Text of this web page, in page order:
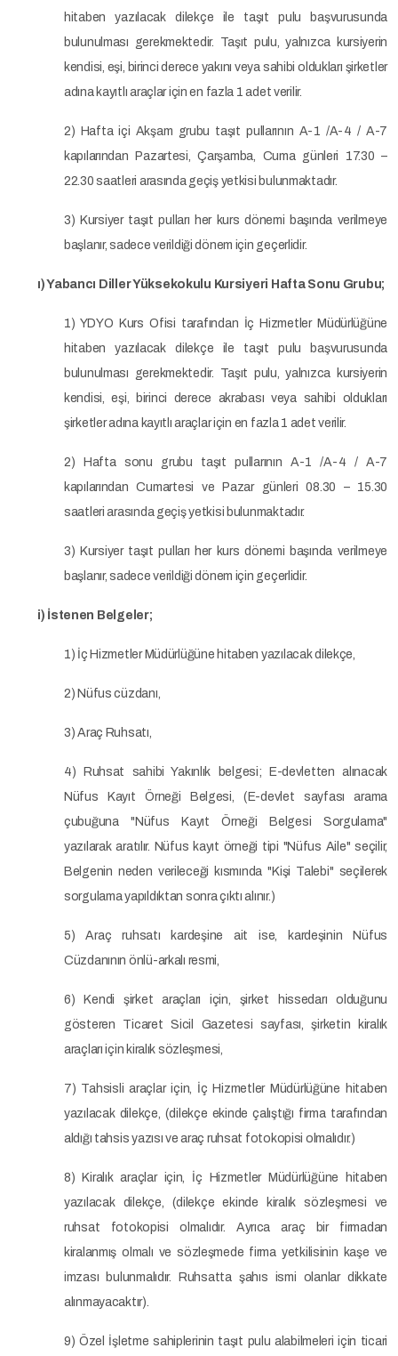
hitaben yazılacak dilekçe ile taşıt pulu başvurusunda
bulunulması gerekmektedir. Taşıt pulu, yalnızca kursiyerin
kendisi, eşi, birinci derece yakını veya sahibi oldukları şirketler
adına kayıtlı araçlar için en fazla 1 adet verilir.
2) Hafta içi Akşam grubu taşıt pullarının A-1 /A-4 / A-7
kapılarından Pazartesi, Çarşamba, Cuma günleri 17.30 –
22.30 saatleri arasında geçiş yetkisi bulunmaktadır.
3) Kursiyer taşıt pulları her kurs dönemi başında verilmeye
başlanır, sadece verildiği dönem için geçerlidir.
ı) Yabancı Diller Yüksekokulu Kursiyeri Hafta Sonu Grubu;
1) YDYO Kurs Ofisi tarafından İç Hizmetler Müdürlüğüne
hitaben yazılacak dilekçe ile taşıt pulu başvurusunda
bulunulması gerekmektedir. Taşıt pulu, yalnızca kursiyerin
kendisi, eşi, birinci derece akrabası veya sahibi oldukları
şirketler adına kayıtlı araçlar için en fazla 1 adet verilir.
2) Hafta sonu grubu taşıt pullarının A-1 /A-4 / A-7
kapılarından Cumartesi ve Pazar günleri 08.30 – 15.30
saatleri arasında geçiş yetkisi bulunmaktadır.
3) Kursiyer taşıt pulları her kurs dönemi başında verilmeye
başlanır, sadece verildiği dönem için geçerlidir.
i) İstenen Belgeler;
1) İç Hizmetler Müdürlüğüne hitaben yazılacak dilekçe,
2) Nüfus cüzdanı,
3) Araç Ruhsatı,
4) Ruhsat sahibi Yakınlık belgesi; E-devletten alınacak
Nüfus Kayıt Örneği Belgesi, (E-devlet sayfası arama
çubuğuna "Nüfus Kayıt Örneği Belgesi Sorgulama"
yazılarak aratılır. Nüfus kayıt örneği tipi "Nüfus Aile" seçilir,
Belgenin neden verileceği kısmında "Kişi Talebi" seçilerek
sorgulama yapıldıktan sonra çıktı alınır.)
5) Araç ruhsatı kardeşine ait ise, kardeşinin Nüfus
Cüzdanının önlü-arkalı resmi,
6) Kendi şirket araçları için, şirket hissedarı olduğunu
gösteren Ticaret Sicil Gazetesi sayfası, şirketin kiralık
araçları için kiralık sözleşmesi,
7) Tahsisli araçlar için, İç Hizmetler Müdürlüğüne hitaben
yazılacak dilekçe, (dilekçe ekinde çalıştığı firma tarafından
aldığı tahsis yazısı ve araç ruhsat fotokopisi olmalıdır.)
8) Kiralık araçlar için, İç Hizmetler Müdürlüğüne hitaben
yazılacak dilekçe, (dilekçe ekinde kiralık sözleşmesi ve
ruhsat fotokopisi olmalıdır. Ayrıca araç bir firmadan
kiralanmış olmalı ve sözleşmede firma yetkilisinin kaşe ve
imzası bulunmalıdır. Ruhsatta şahıs ismi olanlar dikkate
alınmayacaktır).
9) Özel İşletme sahiplerinin taşıt pulu alabilmeleri için ticari